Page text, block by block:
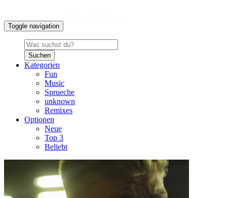
Toggle navigation
Suchen
Kategorien
Fun
Music
Sprueche
unknown
Remixes
Optionen
Neue
Top 3
Beliebt